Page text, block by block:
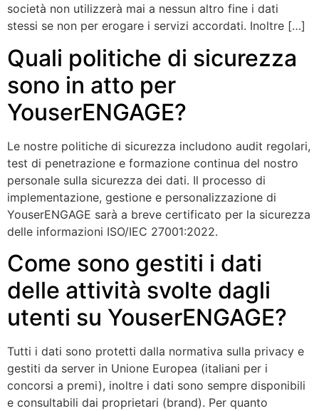
società non utilizzerà mai a nessun altro fine i dati
stessi se non per erogare i servizi accordati. Inoltre […]
Quali politiche di sicurezza
sono in atto per
YouserENGAGE?
Le nostre politiche di sicurezza includono audit regolari,
test di penetrazione e formazione continua del nostro
personale sulla sicurezza dei dati. Il processo di
implementazione, gestione e personalizzazione di
YouserENGAGE sarà a breve certificato per la sicurezza
delle informazioni ISO/IEC 27001:2022.
Come sono gestiti i dati
delle attività svolte dagli
utenti su YouserENGAGE?
Tutti i dati sono protetti dalla normativa sulla privacy e
gestiti da server in Unione Europea (italiani per i
concorsi a premi), inoltre i dati sono sempre disponibili
e consultabili dai proprietari (brand). Per quanto